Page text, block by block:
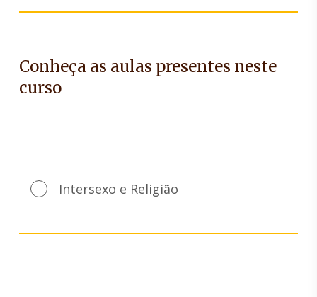
Conheça as aulas presentes neste
curso
Intersexo e Religião